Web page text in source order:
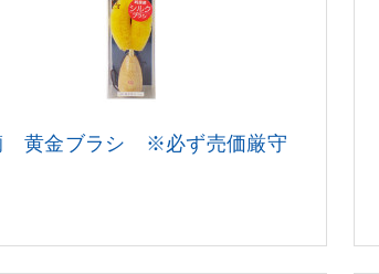
黄金ブラシ ※必ず売価厳守